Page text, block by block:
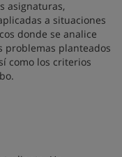
asignaturas,
a situaciones
donde se analice
problemas planteados
como los criterios